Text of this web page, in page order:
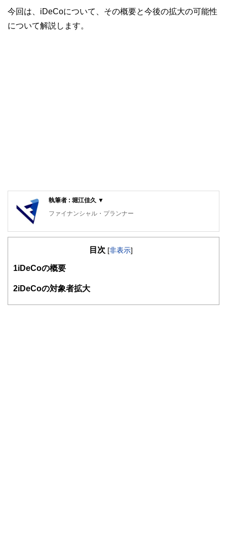
今回は、iDeCoについて、その概要と今後の拡大の可能性
について解説します。
執筆者 : 堀江佳久 ▼
ファイナンシャル・プランナー
中小企業診断士
理科系サラリーマン部長。趣味が貯金であり、株・FX・仮
場でお金に関することをアドバイスすることをライフワーク
目次 [非表示]
1 iDeCoの概要
2iDeCoの対象者拡大